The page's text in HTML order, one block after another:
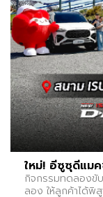
ใหม่! อีซูซุดีแม
กิจกรรมทดลองขั
ลอง ให้ลูกค้าได้พิ